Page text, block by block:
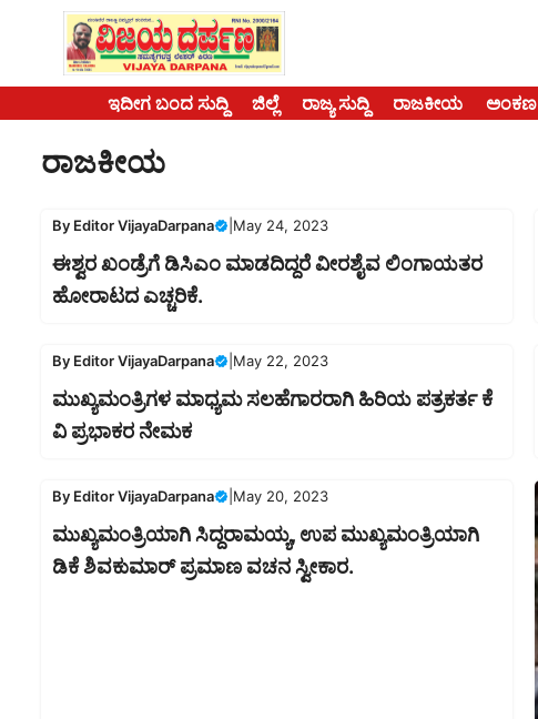
content
ಇದೀಗ ಬಂದ ಸುದ್ದಿ ಜಿಲ್ಲೆ ರಾಜ್ಯ ಸುದ್ದಿ ರಾಜಕೀಯ ಅಂಕಣ
ರಾಜಕೀಯ
By Editor VijayaDarpana May 24, 2023
ಈಶ್ವರ ಖಂಡ್ರೆಗೆ ಡಿಸಿಎಂ ಮಾಡದಿದ್ದರೆ ವೀರಶೈವ ಲಿಂಗಾಯತರ
ಹೋರಾಟದ ಎಚ್ಚರಿಕೆ.
By Editor VijayaDarpana May 22, 2023
ಮುಖ್ಯಮಂತ್ರಿಗಳ ಮಾಧ್ಯಮ ಸಲಹೆಗಾರರಾಗಿ ಹಿರಿಯ ಪತ್ರಕರ್ತ ಕೆ
ವಿ ಪ್ರಭಾಕರ ನೇಮಕ
By Editor VijayaDarpana May 20, 2023
ಮುಖ್ಯಮಂತ್ರಿಯಾಗಿ ಸಿದ್ದರಾಮಯ್ಯ, ಉಪ ಮುಖ್ಯಮಂತ್ರಿಯಾಗಿ
ಡಿಕೆ ಶಿವಕುಮಾರ್ ಪ್ರಮಾಣ ವಚನ ಸ್ವೀಕಾರ.